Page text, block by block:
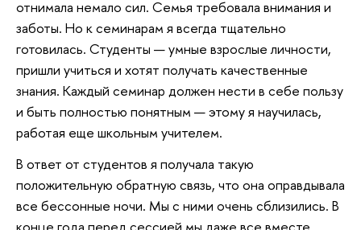
отнимала немало сил. Семья требовала внимания и
заботы. Но к семинарам я всегда тщательно
готовилась. Студенты — умные взрослые личности,
пришли учиться и хотят получать качественные
знания. Каждый семинар должен нести в себе пользу
и быть полностью понятным — этому я научилась,
работая еще школьным учителем.
В ответ от студентов я получала такую
положительную обратную связь, что она оправдывала
все бессонные ночи. Мы с ними очень сблизились. В